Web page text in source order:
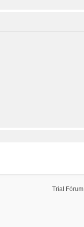
Trial Fórum